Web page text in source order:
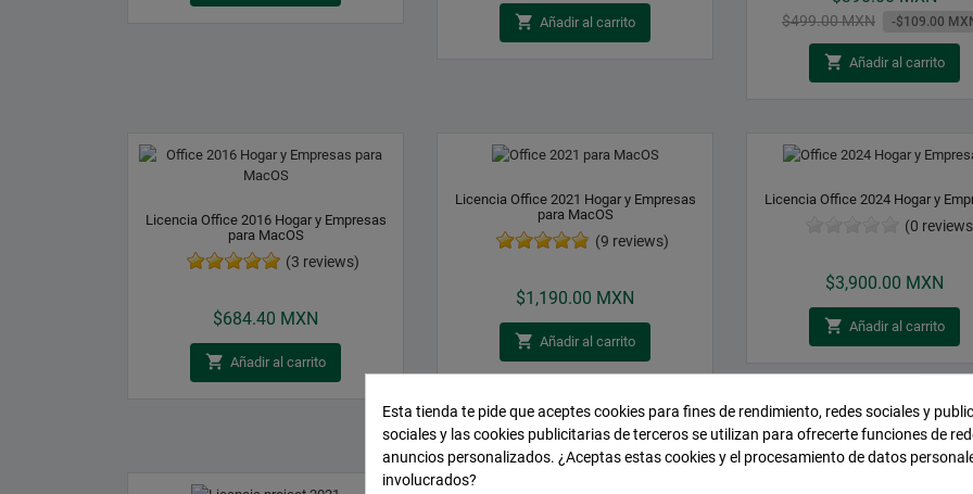
 Añadir al carrito
Precio
base
$499.00 MXN -$109.00
 Añadir al carrito
Licencia Office 2016 Hogar y Empresas
para MacOS
(3 reviews)
$684.40 MXN
 Añadir al carrito
Licencia Office 2021 Hogar y Empresas
para MacOS
(9 reviews)
$1,190.00 MXN
 Añadir al carrito
Licencia Office 2024 Hogar y
(0
$3,900.00 MXN
 Añadir al carrito
Esta tienda te pide que aceptes cookies para fines de rendimiento, redes sociales y
sociales y las cookies publicitarias de terceros se utilizan para ofrecerte funciones de
anuncios personalizados. ¿Aceptas estas cookies y el procesamiento de datos
involucrados?